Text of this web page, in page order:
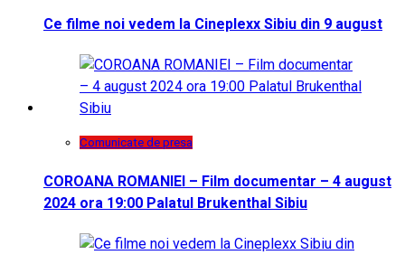
Ce filme noi vedem la Cineplexx Sibiu din 9 august
Comunicate de presa
COROANA ROMANIEI – Film documentar – 4 august
2024 ora 19:00 Palatul Brukenthal Sibiu